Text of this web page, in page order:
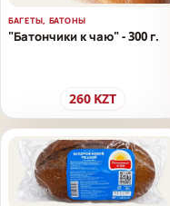
БАГЕТЫ, БАТОНЫ
"Батончики к чаю" - 300 г.
260 KZT